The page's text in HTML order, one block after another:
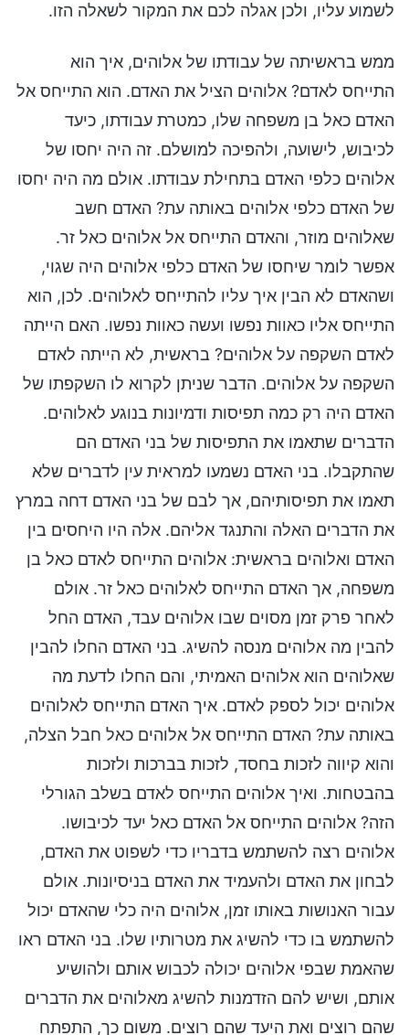
לשמוע עליו, ולכן אגלה לכם את המקור לשאלה הזו.
ממש בראשיתה של עבודתו של אלוהים, איך הוא
התייחס לאדם? אלוהים הציל את האדם. הוא התייחס אל
האדם כאל בן משפחה שלו, כמטרת עבודתו, כיעד
לכיבוש, לישועה, ולהפיכה למושלם. זה היה יחסו של
אלוהים כלפי האדם בתחילת עבודתו. אולם מה היה יחסו
של האדם כלפי אלוהים באותה עת? האדם חשב
שאלוהים מוזר, והאדם התייחס אל אלוהים כאל זר.
אפשר לומר שיחסו של האדם כלפי אלוהים היה שגוי,
ושהאדם לא הבין איך עליו להתייחס לאלוהים. לכן, הוא
התייחס אליו כאוות נפשו ועשה כאוות נפשו. האם הייתה
לאדם השקפה על אלוהים? בראשית, לא הייתה לאדם
השקפה על אלוהים. הדבר שניתן לקרוא לו השקפתו של
האדם היה רק כמה תפיסות ודמיונות בנוגע לאלוהים.
הדברים שתאמו את התפיסות של בני האדם הם
שהתקבלו. בני האדם נשמעו למראית עין לדברים שלא
תאמו את תפיסותיהם, אך לבם של בני האדם דחה במרץ
את הדברים האלה והתנגד אליהם. אלה היו היחסים בין
האדם ואלוהים בראשית: אלוהים התייחס לאדם כאל בן
משפחה, אך האדם התייחס לאלוהים כאל זר. אולם
לאחר פרק זמן מסוים שבו אלוהים עבד, האדם החל
להבין מה אלוהים מנסה להשיג. בני האדם החלו להבין
שאלוהים הוא אלוהים האמיתי, והם החלו לדעת מה
אלוהים יכול לספק לאדם. איך האדם התייחס לאלוהים
באותה עת? האדם התייחס אל אלוהים כאל חבל הצלה,
והוא קיווה לזכות בחסד, לזכות בברכות ולזכות
בהבטחות. ואיך אלוהים התייחס לאדם בשלב הגורלי
הזה? אלוהים התייחס אל האדם כאל יעד לכיבושו.
אלוהים רצה להשתמש בדבריו כדי לשפוט את האדם,
לבחון את האדם ולהעמיד את האדם בניסיונות. אולם
עבור האנושות באותו זמן, אלוהים היה כלי שהאדם יכול
להשתמש בו כדי להשיג את מטרותיו שלו. בני האדם ראו
שהאמת שבפי אלוהים יכולה לכבוש אותם ולהושיע
אותם, ושיש להם הזדמנות להשיג מאלוהים את הדברים
שהם רוצים ואת היעד שהם רוצים. משום כך, התפתח